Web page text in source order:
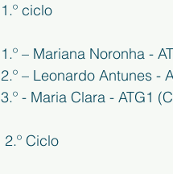
1.º ciclo
1.º – Mariana Noronha -
2.º – Leonardo Antunes -
3.º - Maria Clara - ATG1
2.º Ciclo